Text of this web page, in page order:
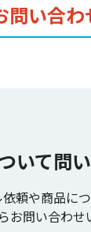
問い合
いて問
頼や商品に
お問い合わせ